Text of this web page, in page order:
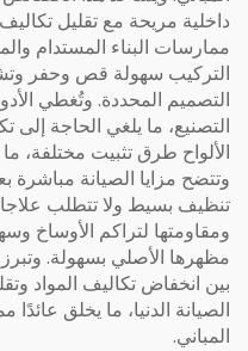
داخلية مريحة مع تقليل تكاليف
ممارسات البناء المستدام
التركيب سهولة قص وحفر
التصميم المحددة. وتُغطي
التصنيع، ما يلغي الحاجة إلى
الألواح طرق تثبيت مختلفة،
وتتضح مزايا الصيانة مباشرة
تنظيف بسيط ولا تتطلب
ومقاومتها لتراكم الأوساخ
مظهرها الأصلي بسهولة.
بين انخفاض تكاليف المواد
الصيانة الدنيا، ما يخلق
المباني.